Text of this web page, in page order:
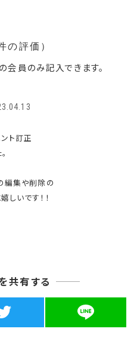
の評価）
会員のみ記入できます。
ト訂正
編集や削除の
しいです！！
共有する